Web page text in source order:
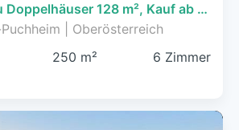
Leistbare Neubau Doppelhäuser 128 m², Kauf ab nur € 1.505,- /Monat, hohe Förderung fix 1,5%/10 J., Galerie, Dachterrasse, Eigengarten, Einzelgarage
| Oberösterreich
250 m² 6 Zimmer